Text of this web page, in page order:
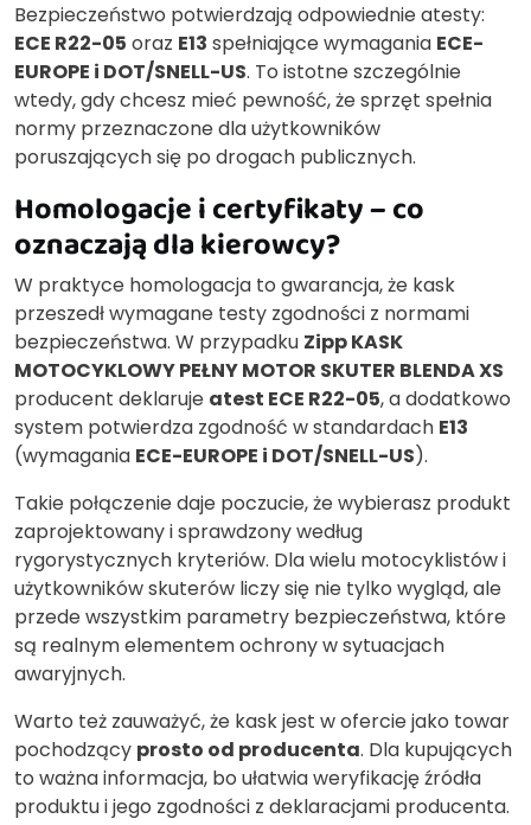
Bezpieczeństwo potwierdzają odpowiednie atesty:
ECE R22-05 oraz E13 spełniające wymagania ECE-
EUROPE i DOT/SNELL-US. To istotne szczególnie
wtedy, gdy chcesz mieć pewność, że sprzęt spełnia
normy przeznaczone dla użytkowników
poruszających się po drogach publicznych.
Homologacje i certyfikaty – co
oznaczają dla kierowcy?
W praktyce homologacja to gwarancja, że kask
przeszedł wymagane testy zgodności z normami
bezpieczeństwa. W przypadku Zipp KASK
MOTOCYKLOWY PEŁNY MOTOR SKUTER BLENDA XS
producent deklaruje atest ECE R22-05, a dodatkowo
system potwierdza zgodność w standardach E13
(wymagania ECE-EUROPE i DOT/SNELL-US).
Takie połączenie daje poczucie, że wybierasz produkt
zaprojektowany i sprawdzony według
rygorystycznych kryteriów. Dla wielu motocyklistów i
użytkowników skuterów liczy się nie tylko wygląd, ale
przede wszystkim parametry bezpieczeństwa, które
są realnym elementem ochrony w sytuacjach
awaryjnych.
Warto też zauważyć, że kask jest w ofercie jako towar
pochodzący prosto od producenta. Dla kupujących
to ważna informacja, bo ułatwia weryfikację źródła
produktu i jego zgodności z deklaracjami producenta.